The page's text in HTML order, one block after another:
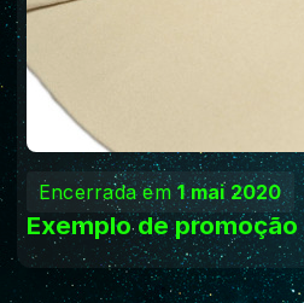
Encerrada em1 mai 2020
Exemplo de promoção